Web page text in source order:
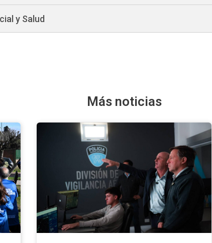
y Salud
Más noticias